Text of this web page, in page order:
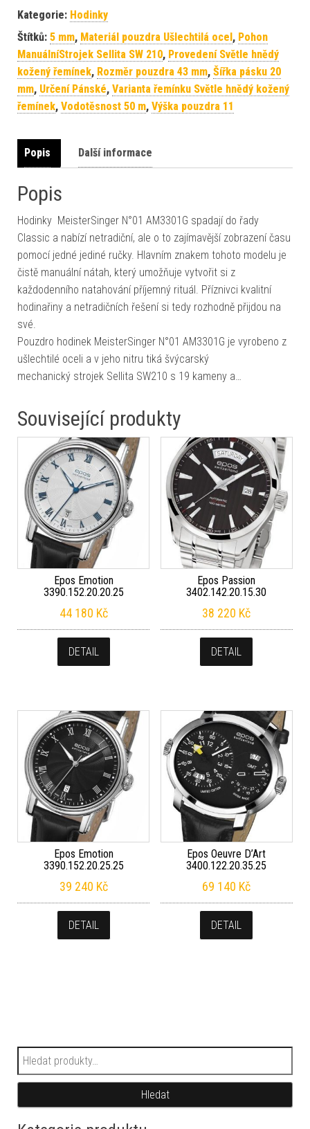
Kategorie: Hodinky
Štítků: 5 mm, Materiál pouzdra Ušlechtilá ocel , Pohon
ManuálníStrojek Sellita SW 210, Provedení Světle hnědý
kožený řemínek, Rozměr pouzdra 43 mm, Šířka pásku 20
mm, Určení Pánské, Varianta řemínku Světle hnědý kožený
řemínek, Vodotěsnost 50 m, Výška pouzdra 11
Popis Další informace
Popis
Hodinky MeisterSinger N°01 AM3301G spadají do řady
Classic a nabízí netradiční, ale o to zajímavější zobrazení času
pomocí jedné jediné ručky. Hlavním znakem tohoto modelu je
čistě manuální nátah, který umožňuje vytvořit si z
každodenního natahování příjemný rituál. Příznivci kvalitní
hodinařiny a netradičních řešení si tedy rozhodně přijdou na
své.
Pouzdro hodinek MeisterSinger N°01 AM3301G je vyrobeno z
ušlechtilé oceli a v jeho nitru tiká švýcarský
mechanický strojek Sellita SW210 s 19 kameny a…
Související produkty
Epos Emotion
3390.152.20.20.25
44 180 Kč
DETAIL
Epos Passion
3402.142.20.15.30
38 220 Kč
DETAIL
Epos Emotion
3390.152.20.25.25
39 240 Kč
DETAIL
Epos Oeuvre D’Art
3400.122.20.35.25
69 140 Kč
DETAIL
Hledat:
Hledat